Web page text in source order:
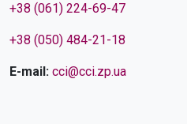
+38 (061) 224-69-47
+38 (050) 484-21-18
E-mail: cci@cci.zp.ua